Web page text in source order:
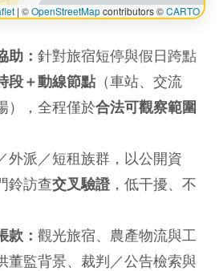
| ©OpenStreetMapcontributors ©CARTO
助：針對旅宿短停與假日跨點
段＋動線節點 （車站、交流
），全程僅於合法可觀察範圍
外派／短租族群，以公開資
鈴訪查交叉驗證，低干擾、不
款：觀光旅宿、農產物流與工
董監背景、裁判／公告檢索與